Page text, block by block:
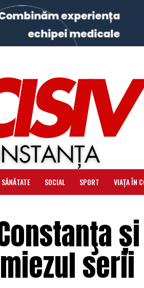
SĂNĂTATE SOCIAL SPORT VIAȚA ÎN
și
serii